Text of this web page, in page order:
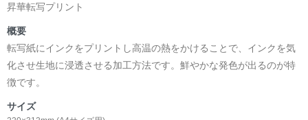
昇華転写プリント
概要
転写紙にインクをプリントし高温の熱をかけることで、インクを気
化させ生地に浸透させる加工方法です。鮮やかな発色が出るのが特
徴です。
サイズ